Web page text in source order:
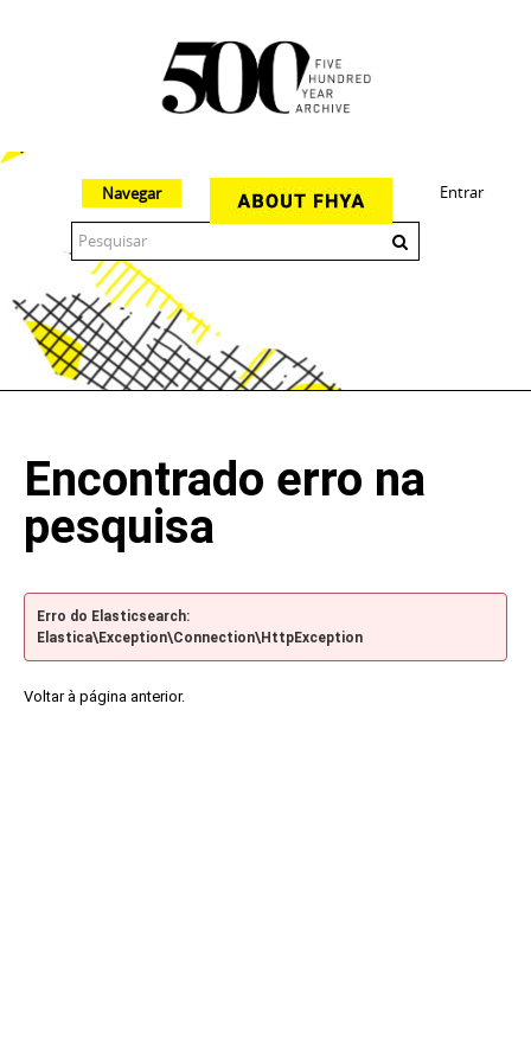
Entrar
Navegar
Encontrado erro na
pesquisa
Erro do Elasticsearch:
Elastica\Exception\Connection\HttpException
Voltar à página anterior.